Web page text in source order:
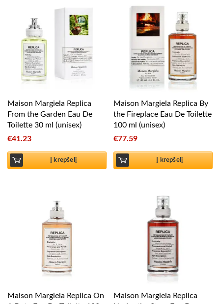
Maison Margiela Replica
From the Garden Eau De
Toilette 30 ml (unisex)
€41.23
Į krepšelį
Maison Margiela Replica By
the Fireplace Eau De Toilette
100 ml (unisex)
€77.59
Į krepšelį
Maison Margiela Replica On
Maison Margiela Replica